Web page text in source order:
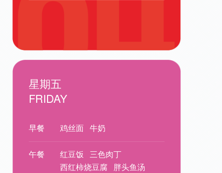
星期五
FRIDAY
早餐 鸡丝面 牛奶
午餐 红豆饭 三色肉丁
西红柿烧豆腐 胖头鱼汤